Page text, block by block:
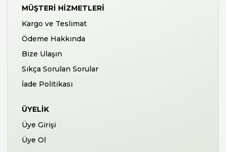
MÜŞTERI HIZMETLERI
Kargo ve Teslimat
Ödeme Hakkında
Bize Ulaşın
Sıkça Sorulan Sorular
İade Politikası
ÜYELIK
Üye Girişi
Üye Ol